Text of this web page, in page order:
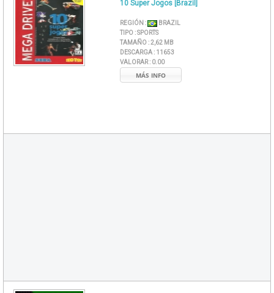
10 Super Jogos [Brazil]
REGIÓN :
BRAZIL
TIPO :SPORTS
TAMAÑO :2,62 MB
DESCARGA : 11653
VALORAR : 0.00
MÁS INFO